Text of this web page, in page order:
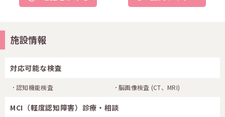
施設情報
対応可能な検査
認知機能検査 脳画像検査 (CT、MRI)
MCI（軽度認知障害）診療・相談